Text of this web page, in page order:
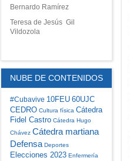
Bernardo Ramírez
Teresa de Jesús Gil
Vildozola
NUBE DE CONTENIDOS
#Cubavive 10FEU 60UJC
CEDRO Cultura física Cátedra
Fidel Castro Cátedra Hugo
Chávez Cátedra martiana
Defensa Deportes
Elecciones 2023 Enfermería